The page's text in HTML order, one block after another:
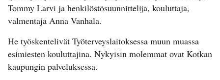
Tommy Larvi ja henkilöstösuunnittelija, kouluttaja,
valmentaja Anna Vanhala.
He työskentelivät Työterveyslaitoksessa muun muassa
esimiesten kouluttajina. Nykyisin molemmat ovat Kotkan
kaupungin palveluksessa.